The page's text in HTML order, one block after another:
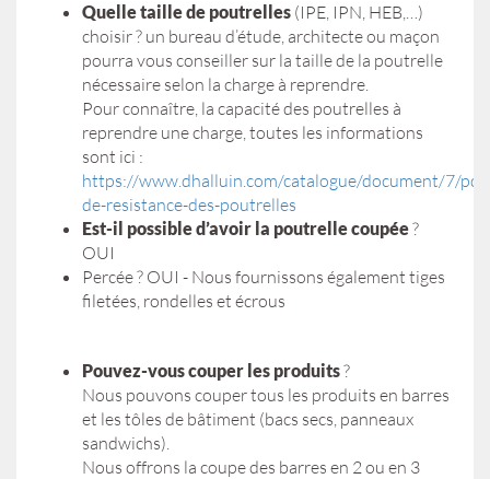
Quelle taille de poutrelles (IPE, IPN, HEB,…)
choisir ? un bureau d’étude, architecte ou maçon
pourra vous conseiller sur la taille de la poutrelle
nécessaire selon la charge à reprendre.
Pour connaître, la capacité des poutrelles à
reprendre une charge, toutes les informations
sont ici :
https://www.dhalluin.com/catalogue/document/7/
de-resistance-des-poutrelles
Est-il possible d’avoir la poutrelle coupée?
OUI
Percée ? OUI - Nous fournissons également tiges
filetées, rondelles et écrous
Pouvez-vous couper les produits?
Nous pouvons couper tous les produits en barres
et les tôles de bâtiment (bacs secs, panneaux
sandwichs).
Nous offrons la coupe des barres en 2 ou en 3